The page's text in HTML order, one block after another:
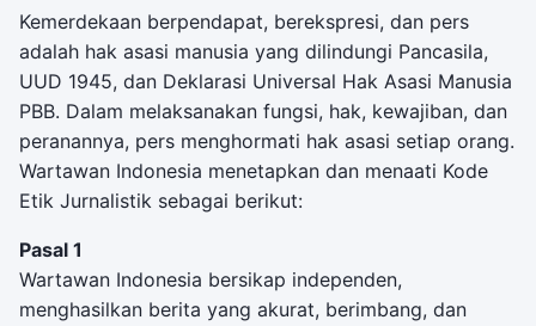
Kemerdekaan berpendapat, berekspresi, dan pers
adalah hak asasi manusia yang dilindungi Pancasila,
UUD 1945, dan Deklarasi Universal Hak Asasi Manusia
PBB. Dalam melaksanakan fungsi, hak, kewajiban, dan
peranannya, pers menghormati hak asasi setiap orang.
Wartawan Indonesia menetapkan dan menaati Kode
Etik Jurnalistik sebagai berikut:
Pasal 1
Wartawan Indonesia bersikap independen,
menghasilkan berita yang akurat, berimbang, dan